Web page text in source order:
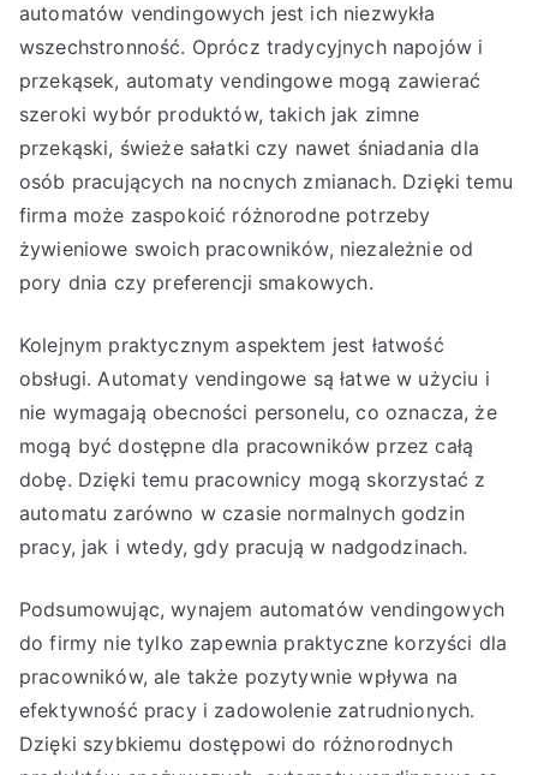
automatów vendingowych jest ich niezwykła
wszechstronność. Oprócz tradycyjnych napojów i
przekąsek, automaty vendingowe mogą zawierać
szeroki wybór produktów, takich jak zimne
przekąski, świeże sałatki czy nawet śniadania dla
osób pracujących na nocnych zmianach. Dzięki temu
firma może zaspokoić różnorodne potrzeby
żywieniowe swoich pracowników, niezależnie od
pory dnia czy preferencji smakowych.
Kolejnym praktycznym aspektem jest łatwość
obsługi. Automaty vendingowe są łatwe w użyciu i
nie wymagają obecności personelu, co oznacza, że
mogą być dostępne dla pracowników przez całą
dobę. Dzięki temu pracownicy mogą skorzystać z
automatu zarówno w czasie normalnych godzin
pracy, jak i wtedy, gdy pracują w nadgodzinach.
Podsumowując, wynajem automatów vendingowych
do firmy nie tylko zapewnia praktyczne korzyści dla
pracowników, ale także pozytywnie wpływa na
efektywność pracy i zadowolenie zatrudnionych.
Dzięki szybkiemu dostępowi do różnorodnych